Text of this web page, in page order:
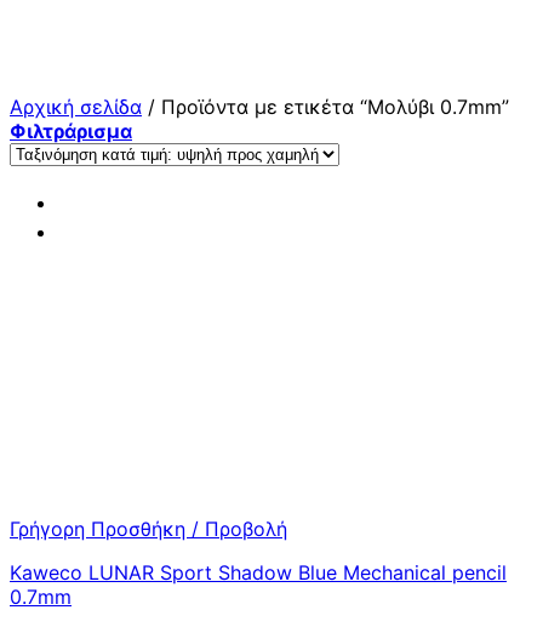
Αρχική σελίδα / Προϊόντα με ετικέτα “Μολύβι 0.7mm”
Φιλτράρισμα
Γρήγορη Προσθήκη / Προβολή
Kaweco LUNAR Sport Shadow Blue Mechanical pencil
0.7mm